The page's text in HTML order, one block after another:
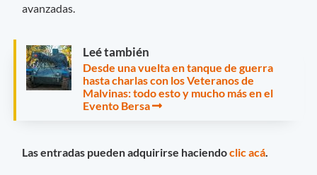
avanzadas.
Leé también
Desde una vuelta en tanque de guerra
hasta charlas con los Veteranos de
Malvinas: todo esto y mucho más en el
Evento Bersa
Las entradas pueden adquirirse haciendoclic acá.